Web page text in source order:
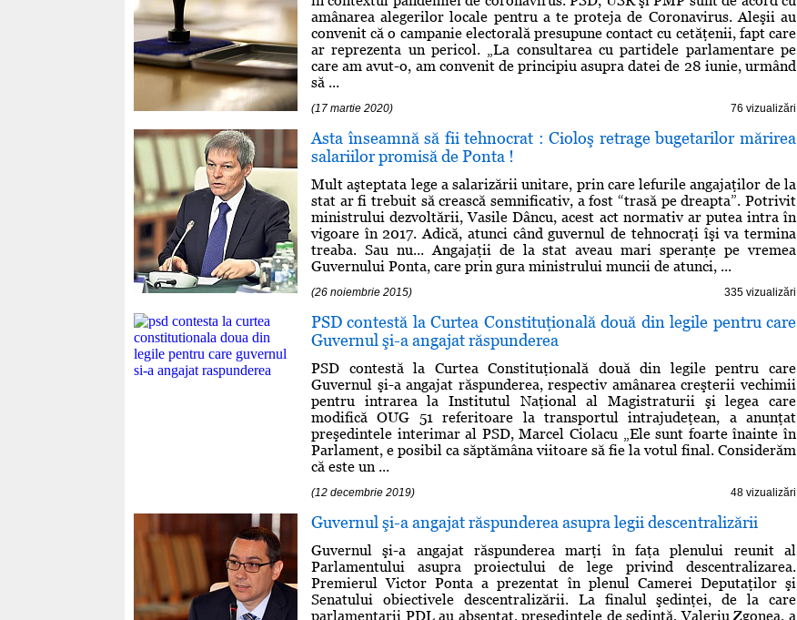
amânarea alegerilor locale pentru a te proteja de Coronavirus. Aleşii au
convenit că o campanie electorală presupune contact cu cetăţenii, fapt care
ar reprezenta un pericol. „La consultarea cu partidele parlamentare pe
care am avut-o, am convenit de principiu asupra datei de 28 iunie, urmând
să ...
(17 martie 2020) 76 vizualizări
Asta înseamnă să fii tehnocrat : Cioloş retrage bugetarilor mărirea
salariilor promisă de Ponta !
Mult aşteptata lege a salarizării unitare, prin care lefurile angajaţilor de la
stat ar fi trebuit să crească semnificativ, a fost “trasă pe dreapta”. Potrivit
ministrului dezvoltării, Vasile Dâncu, acest act normativ ar putea intra în
vigoare în 2017. Adică, atunci când guvernul de tehnocraţi îşi va termina
treaba. Sau nu... Angajaţii de la stat aveau mari speranţe pe vremea
Guvernului Ponta, care prin gura ministrului muncii de atunci, ...
(26 noiembrie 2015) 335 vizualizări
PSD contestă la Curtea Constituţională două din legile pentru care
Guvernul şi-a angajat răspunderea
PSD contestă la Curtea Constituţională două din legile pentru care
Guvernul şi-a angajat răspunderea, respectiv amânarea creşterii vechimii
pentru intrarea la Institutul Naţional al Magistraturii şi legea care
modifică OUG 51 referitoare la transportul intrajudeţean, a anunţat
preşedintele interimar al PSD, Marcel Ciolacu „Ele sunt foarte înainte în
Parlament, e posibil ca săptămâna viitoare să fie la votul final. Considerăm
că este un ...
(12 decembrie 2019) 48 vizualizări
Guvernul şi-a angajat răspunderea asupra legii descentralizării
Guvernul şi-a angajat răspunderea marţi în faţa plenului reunit al
Parlamentului asupra proiectului de lege privind descentralizarea.
Premierul Victor Ponta a prezentat în plenul Camerei Deputaţilor şi
Senatului obiectivele descentralizării. La finalul şedinţei, de la care
parlamentarii PDL au absentat, preşedintele de şedinţă, Valeriu Zgonea, a